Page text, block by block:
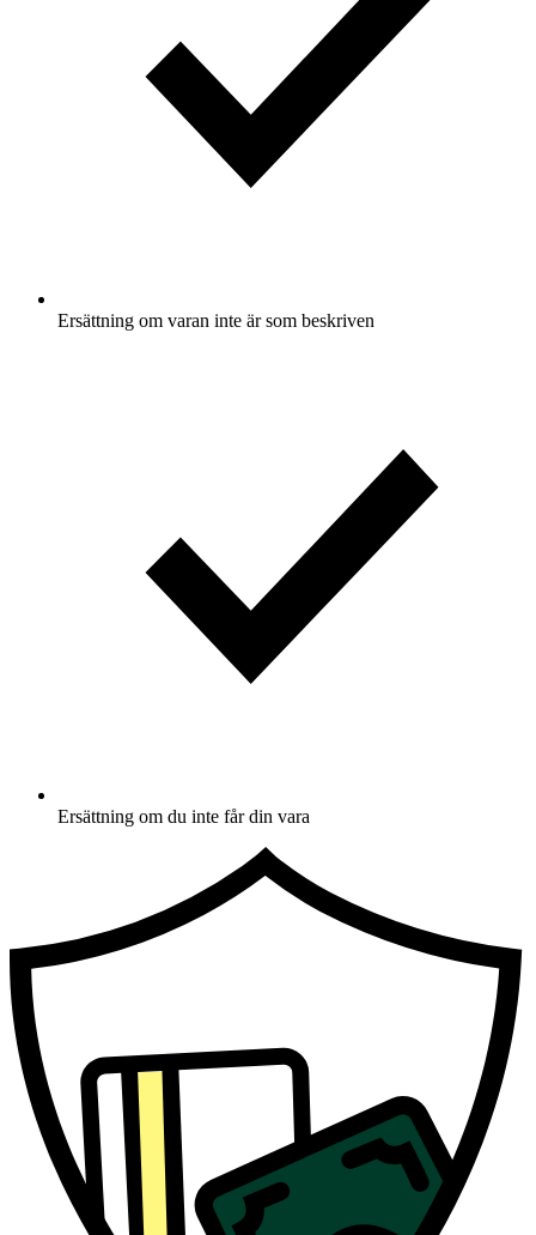
Ersättning om varan inte är som beskriven
Ersättning om du inte får din vara